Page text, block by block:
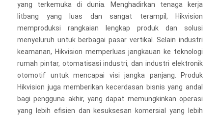
yang terkemuka di dunia. Menghadirkan tenaga kerja
litbang yang luas dan sangat terampil, Hikvision
memproduksi rangkaian lengkap produk dan solusi
menyeluruh untuk berbagai pasar vertikal. Selain industri
keamanan, Hikvision memperluas jangkauan ke teknologi
rumah pintar, otomatisasi industri, dan industri elektronik
otomotif untuk mencapai visi jangka panjang. Produk
Hikvision juga memberikan kecerdasan bisnis yang andal
bagi pengguna akhir, yang dapat memungkinkan operasi
yang lebih efisien dan kesuksesan komersial yang lebih